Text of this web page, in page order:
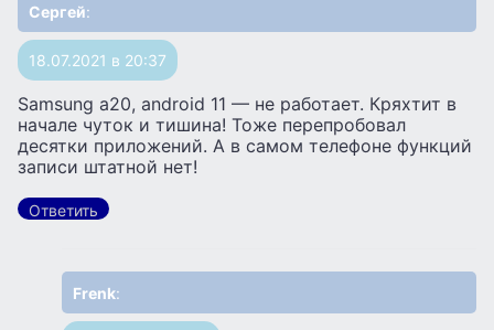
Сергей:
18.07.2021 в 20:37
Samsung a20, android 11 — не работает. Кряхтит в
начале чуток и тишина! Тоже перепробовал
десятки приложений. А в самом телефоне функций
записи штатной нет!
Ответить
Frenk: